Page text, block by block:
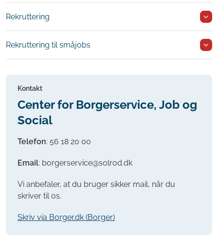
Rekruttering
Rekruttering til småjobs
Kontakt
Center for Borgerservice, Job og
Social
Telefon: 56 18 20 00
Email: borgerservice@solrod.dk
Vi anbefaler, at du bruger sikker mail, når du
skriver til os.
Skriv via Borger.dk (Borger)